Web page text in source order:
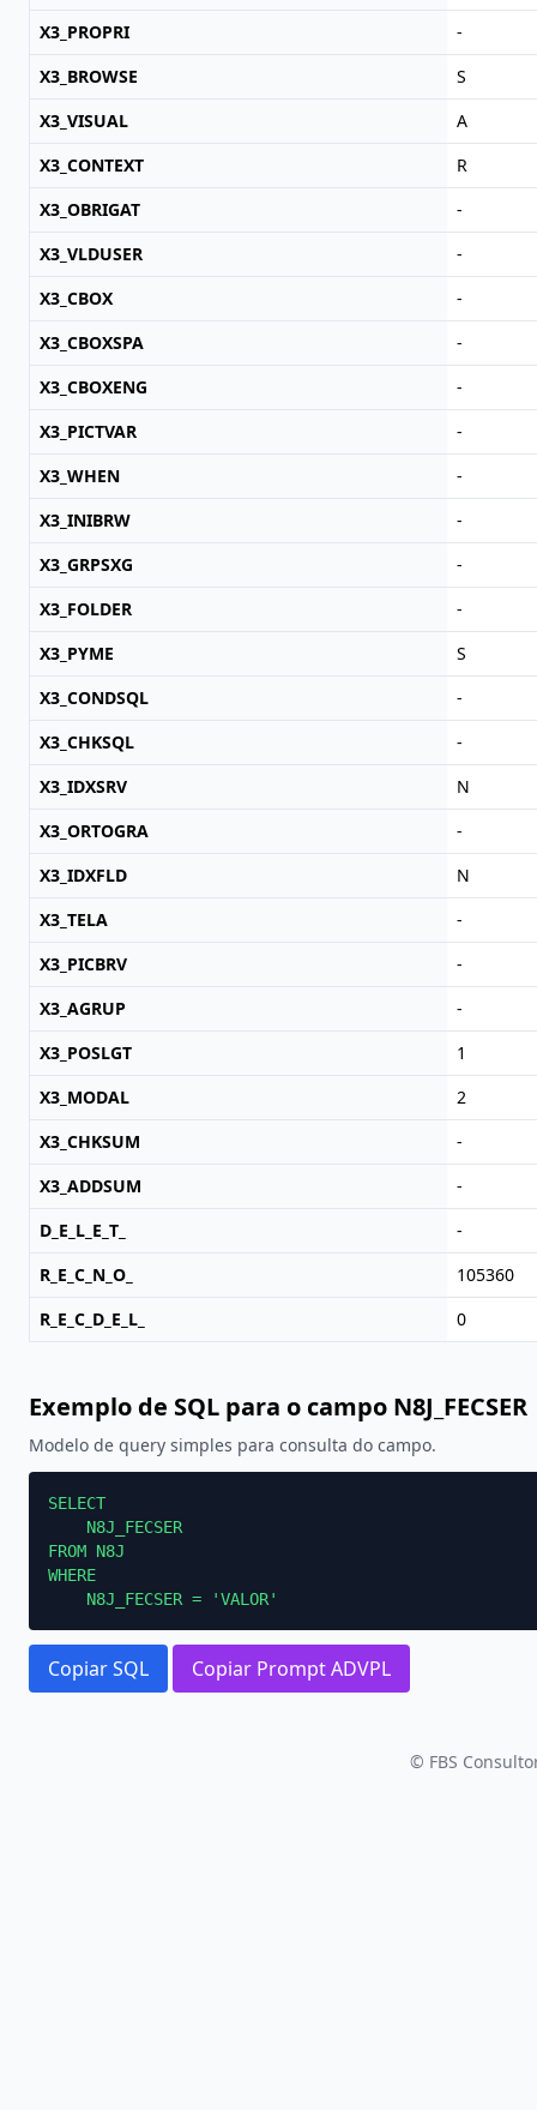
X3_PROPRI
-
X3_BROWSE
S
X3_VISUAL
A
X3_CONTEXT
R
X3_OBRIGAT
-
X3_VLDUSER
-
X3_CBOX
-
X3_CBOXSPA
-
X3_CBOXENG
-
X3_PICTVAR
-
X3_WHEN
-
X3_INIBRW
-
X3_GRPSXG
-
X3_FOLDER
-
X3_PYME
S
X3_CONDSQL
-
X3_CHKSQL
-
X3_IDXSRV
N
X3_ORTOGRA
-
X3_IDXFLD
N
X3_TELA
-
X3_PICBRV
-
X3_AGRUP
-
X3_POSLGT
1
X3_MODAL
2
X3_CHKSUM
-
X3_ADDSUM
-
D_E_L_E_T_
-
R_E_C_N_O_
105360
R_E_C_D_E_L_
0
Exemplo de SQL para o campo N8J_FECSER
Modelo de query simples para consulta do campo.
SELECT
    N8J_FECSER
FROM N8J
WHERE
    N8J_FECSER = 'VALOR'
Copiar SQL Copiar Prompt ADVPL
© FBS